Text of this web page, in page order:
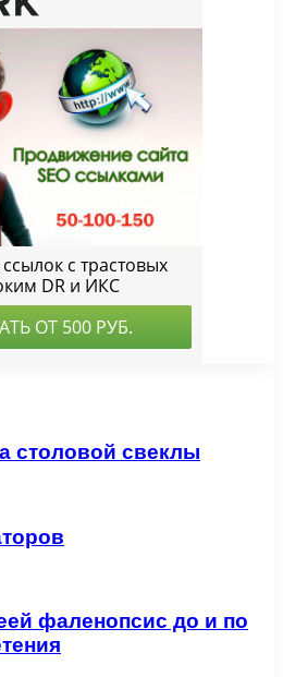
столовой свеклы
фаленопсис до и по